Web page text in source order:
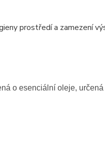
prostředí a zamezení
o esenciální oleje,